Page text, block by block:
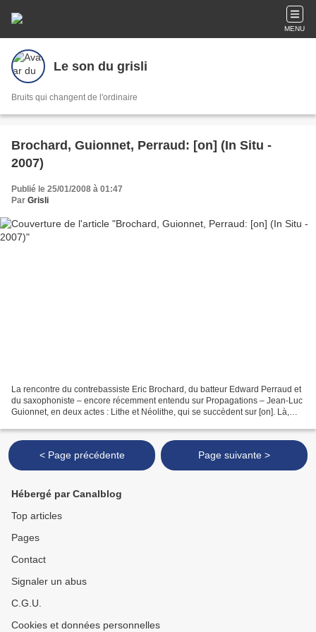
MENU
Le son du grisli
Bruits qui changent de l'ordinaire
Brochard, Guionnet, Perraud: [on] (In Situ -
2007)
Publié le 25/01/2008 à 01:47
Par Grisli
La rencontre du contrebassiste Eric Brochard, du batteur Edward Perraud et
du saxophoniste – encore récemment entendu sur Propagations – Jean-Luc
Guionnet, en deux actes : Lithe et Néolithe, qui se succèdent sur [on]. Là,
< Page précédente Page suivante >
Hébergé par Canalblog
Top articles
Pages
Contact
Signaler un abus
C.G.U.
Cookies et données personnelles